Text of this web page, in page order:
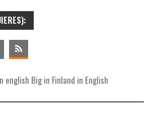
Big in Finland in English